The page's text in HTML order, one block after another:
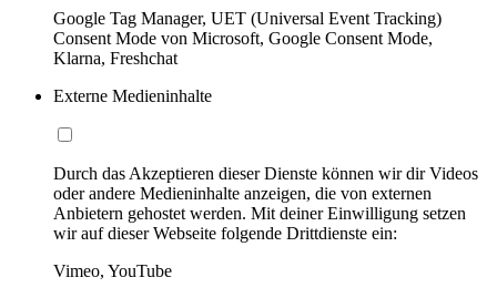
Google Tag Manager, UET (Universal Event Tracking)
Consent Mode von Microsoft, Google Consent Mode,
Klarna, Freshchat
Externe Medieninhalte
Durch das Akzeptieren dieser Dienste können wir dir Videos
oder andere Medieninhalte anzeigen, die von externen
Anbietern gehostet werden. Mit deiner Einwilligung setzen
wir auf dieser Webseite folgende Drittdienste ein:
Vimeo, YouTube